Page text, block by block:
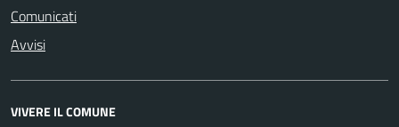
Comunicati
Avvisi
VIVERE IL COMUNE